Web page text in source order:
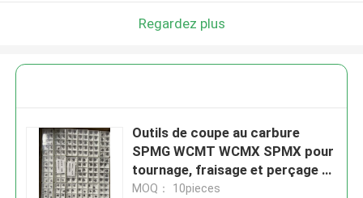
Regardez plus
Outils de coupe au carbure
SPMG WCMT WCMX SPMX pour
tournage, fraisage et perçage en
U, inserts de foret en U
MOQ： 10pieces